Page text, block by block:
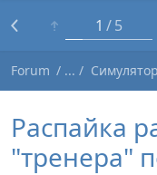
1 5
Forum
Распайка
"тренера"